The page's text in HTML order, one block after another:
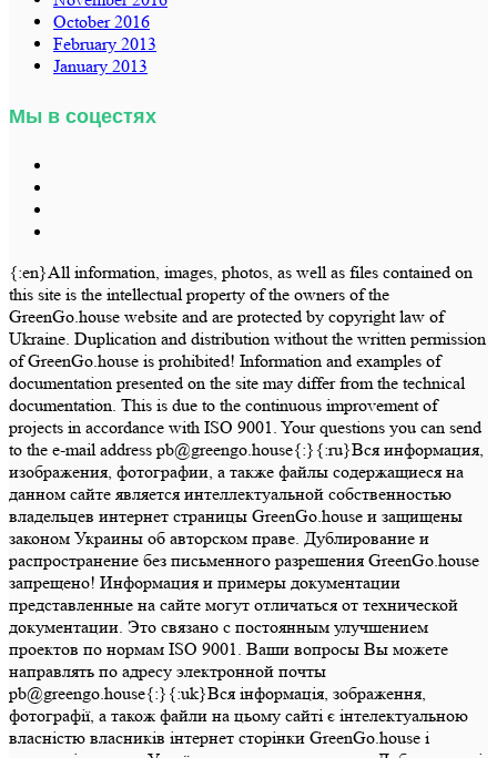
October 2016
February 2013
January 2013
Мы в соцестях
{:en}All information, images, photos, as well as files contained on
this site is the intellectual property of the owners of the
GreenGo.house website and are protected by copyright law of
Ukraine. Duplication and distribution without the written permission
of GreenGo.house is prohibited! Information and examples of
documentation presented on the site may differ from the technical
documentation. This is due to the continuous improvement of
projects in accordance with ISO 9001. Your questions you can send
to the e-mail address pb@greengo.house{:}{:ru}Вся информация,
изображения, фотографии, а также файлы содержащиеся на
данном сайте является интеллектуальной собственностью
владельцев интернет страницы GreenGo.house и защищены
законом Украины об авторском праве. Дублирование и
распространение без письменного разрешения GreenGo.house
запрещено! Информация и примеры документации
представленные на сайте могут отличаться от технической
документации. Это связано с постоянным улучшением
проектов по нормам ISO 9001. Ваши вопросы Вы можете
направлять по адресу электронной почты
pb@greengo.house{:}{:uk}Вся інформація, зображення,
фотографії, а також файли на цьому сайті є інтелектуальною
власністю власників інтернет сторінки GreenGo.house і